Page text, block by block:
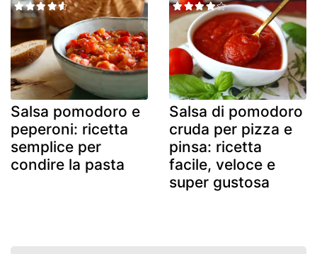
Salsa pomodoro e
peperoni: ricetta
semplice per
condire la pasta
Salsa di pomodoro
cruda per pizza e
pinsa: ricetta
facile, veloce e
super gustosa